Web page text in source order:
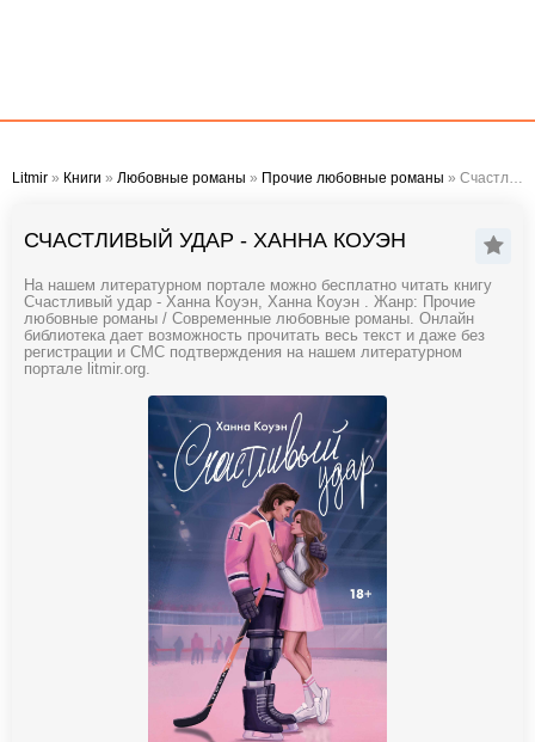
Litmir » Книги » Любовные романы » Прочие любовные романы » Счастливый удар - Ханна Коуэн
СЧАСТЛИВЫЙ УДАР - ХАННА КОУЭН
На нашем литературном портале можно бесплатно читать книгу
Счастливый удар - Ханна Коуэн, Ханна Коуэн . Жанр: Прочие
любовные романы / Современные любовные романы. Онлайн
библиотека дает возможность прочитать весь текст и даже без
регистрации и СМС подтверждения на нашем литературном
портале litmir.org.